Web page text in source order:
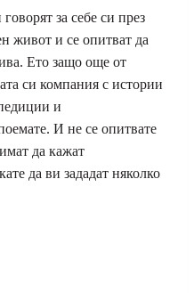
за себе си през
живот и се опитват да
Ето защо още от
си компания с истории
и
И не се опитвате
да кажат
да ви зададат няколко